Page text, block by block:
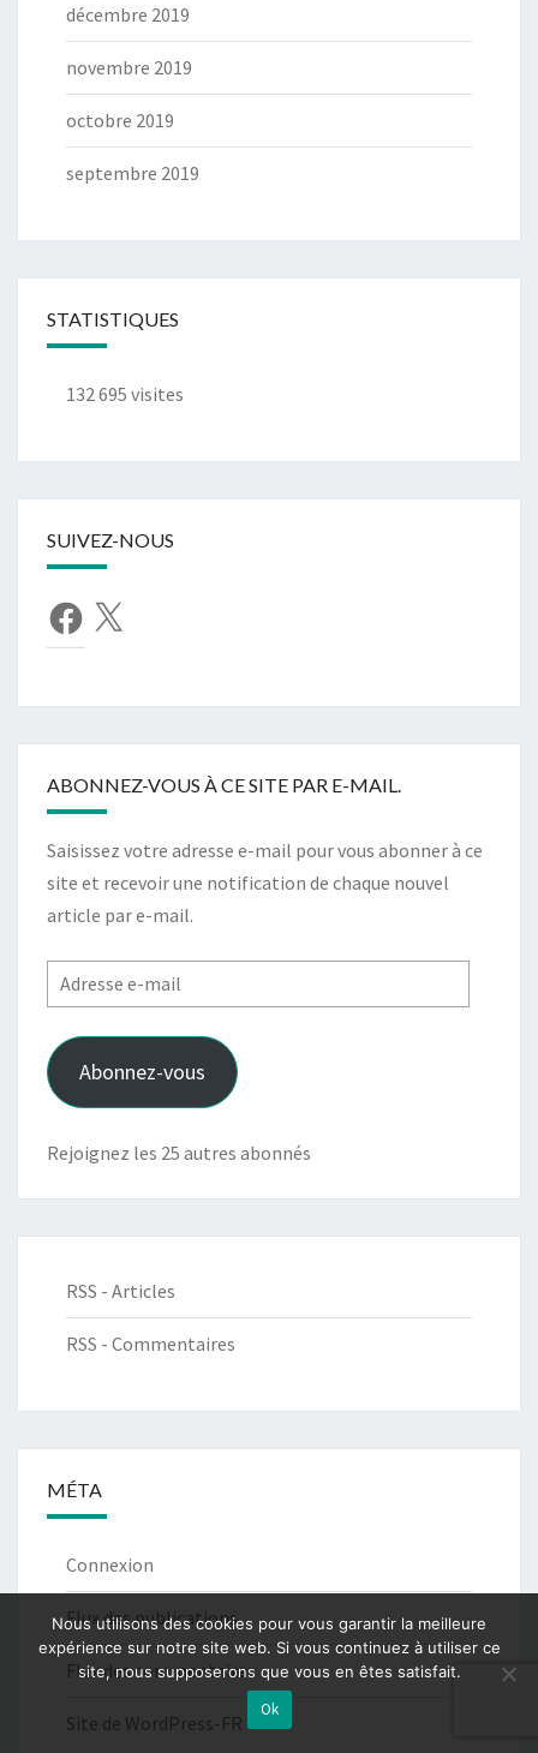
décembre 2019
novembre 2019
octobre 2019
septembre 2019
STATISTIQUES
132 695 visites
SUIVEZ-NOUS
Facebook
X
ABONNEZ-VOUS À CE SITE PAR E-MAIL.
Saisissez votre adresse e-mail pour vous abonner à ce
site et recevoir une notification de chaque nouvel
article par e-mail.
Adresse
e-
mail
Abonnez-vous
Rejoignez les 25 autres abonnés
RSS - Articles
RSS - Commentaires
MÉTA
Connexion
Flux des publications
Flux des commentaires
Site de WordPress-FR
Nous utilisons des cookies pour vous garantir la meilleure
expérience sur notre site web. Si vous continuez à utiliser ce
site, nous supposerons que vous en êtes satisfait.
Ok